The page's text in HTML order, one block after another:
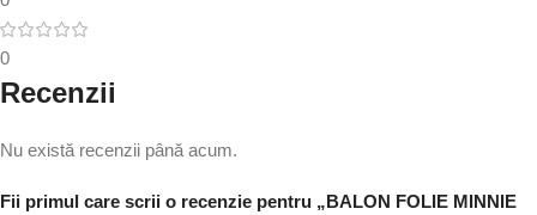
0
Recenzii
Nu există recenzii până acum.
Fii primul care scrii o recenzie pentru „BALON FOLIE MINNIE